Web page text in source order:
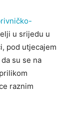
u srijedu u
pod utjecajem
su se na
raznim